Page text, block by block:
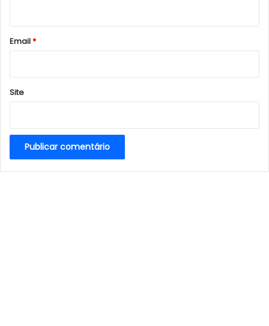
*
Email*
Site